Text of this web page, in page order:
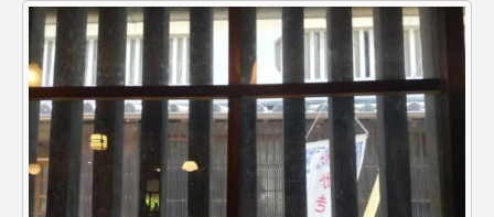
SPOTTED PRODUCTIONS/TWIN
SUNSUNキッズ The Room Next Door
This is SUEKI We Live In Time WICKED
youtube Yukoの子連れハワイ旅珍道中